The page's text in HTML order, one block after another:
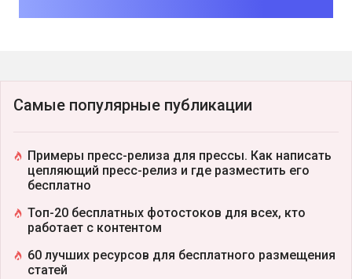
Самые популярные публикации
Примеры пресс-релиза для прессы. Как написать
цепляющий пресс-релиз и где разместить его
бесплатно
Топ-20 бесплатных фотостоков для всех, кто
работает с контентом
60 лучших ресурсов для бесплатного размещения
статей